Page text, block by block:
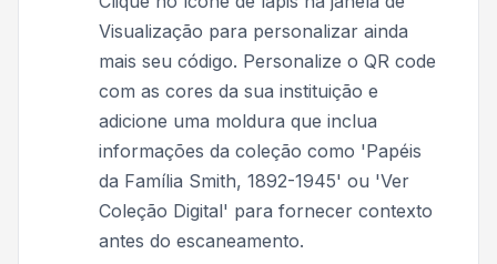
Visualização para personalizar ainda
mais seu código. Personalize o QR code
com as cores da sua instituição e
adicione uma moldura que inclua
informações da coleção como 'Papéis
da Família Smith, 1892-1945' ou 'Ver
Coleção Digital' para fornecer contexto
antes do escaneamento.